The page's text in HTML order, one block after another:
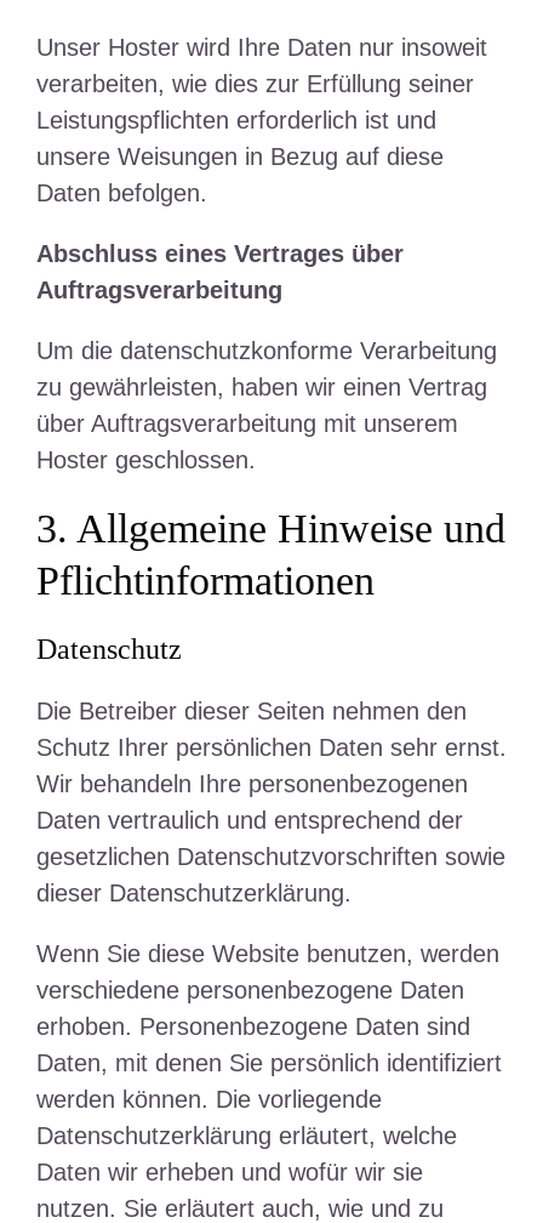
Unser Hoster wird Ihre Daten nur insoweit
verarbeiten, wie dies zur Erfüllung seiner
Leistungspflichten erforderlich ist und
unsere Weisungen in Bezug auf diese
Daten befolgen.
Abschluss eines Vertrages über
Auftragsverarbeitung
Um die datenschutzkonforme Verarbeitung
zu gewährleisten, haben wir einen Vertrag
über Auftragsverarbeitung mit unserem
Hoster geschlossen.
3. Allgemeine Hinweise und
Pflicht­informationen
Datenschutz
Die Betreiber dieser Seiten nehmen den
Schutz Ihrer persönlichen Daten sehr ernst.
Wir behandeln Ihre personenbezogenen
Daten vertraulich und entsprechend der
gesetzlichen Datenschutzvorschriften sowie
dieser Datenschutzerklärung.
Wenn Sie diese Website benutzen, werden
verschiedene personenbezogene Daten
erhoben. Personenbezogene Daten sind
Daten, mit denen Sie persönlich identifiziert
werden können. Die vorliegende
Datenschutzerklärung erläutert, welche
Daten wir erheben und wofür wir sie
nutzen. Sie erläutert auch, wie und zu